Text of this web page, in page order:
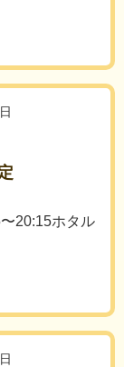
20:15ホタル